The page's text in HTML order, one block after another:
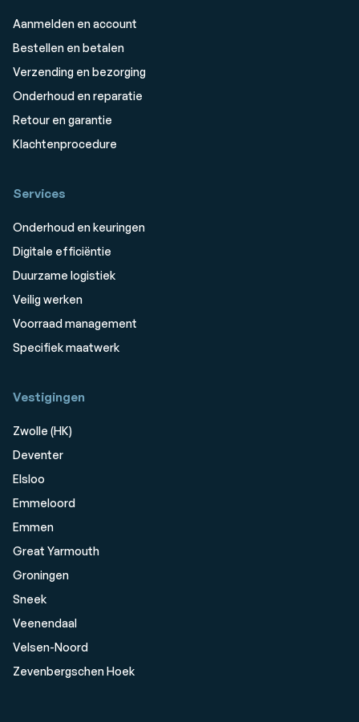
Aanmelden en account
Bestellen en betalen
Verzending en bezorging
Onderhoud en reparatie
Retour en garantie
Klachtenprocedure
Services
Onderhoud en keuringen
Digitale efficiëntie
Duurzame logistiek
Veilig werken
Voorraad management
Specifiek maatwerk
Vestigingen
Zwolle (HK)
Deventer
Elsloo
Emmeloord
Emmen
Great Yarmouth
Groningen
Sneek
Veenendaal
Velsen-Noord
Zevenbergschen Hoek